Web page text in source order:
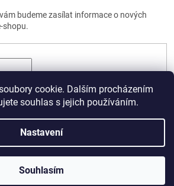
cookie. Dalším procházením
souhlas s jejich používáním.
Nastavení
Souhlasím
budeme zasílat informace o nových
shopu.
Vytvořil Shoptet
. Všechna práva vyhrazena.